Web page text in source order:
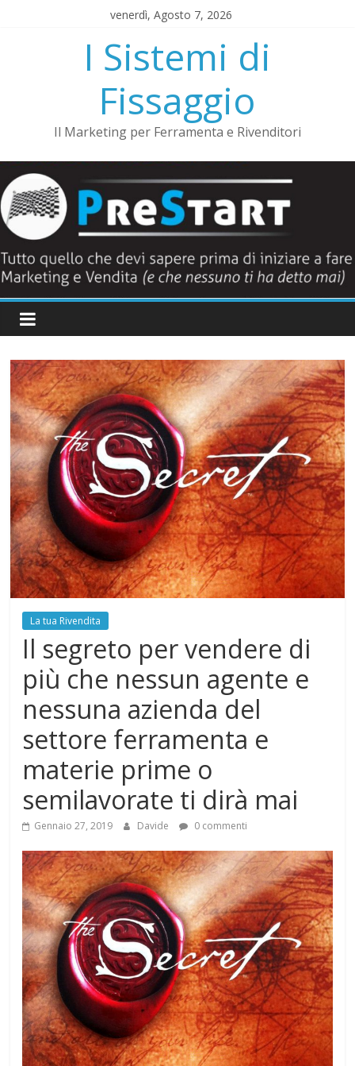
venerdì, Agosto 7, 2026
I Sistemi di
Fissaggio
Il Marketing per Ferramenta e Rivenditori
La tua Rivendita
Il segreto per vendere di
più che nessun agente e
nessuna azienda del
settore ferramenta e
materie prime o
semilavorate ti dirà mai
Gennaio 27, 2019 Davide 0 commenti